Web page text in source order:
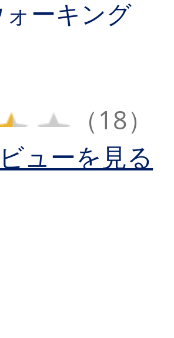
ーキング
（18）
ューを見る